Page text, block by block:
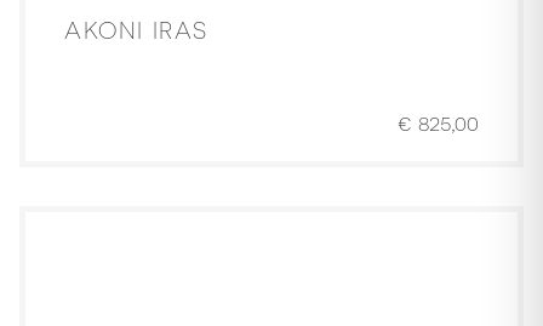
AKONI IRAS
€ 825,00